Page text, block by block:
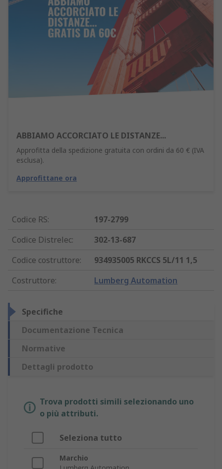
ABBIAMO ACCORCIATO LE DISTANZE...
Approfitta della spedizione gratuita con ordini da 60 € (IVA
esclusa).
Approfittane ora
Codice RS:
197-2799
Codice Distrelec:
302-13-687
Codice costruttore:
934935005 RKCCS 5L/11 1,5
Costruttore: Lumberg Automation
Specifiche
Documentazione Tecnica
Normative
Dettagli prodotto
Trova prodotti simili selezionando uno
o più attributi.
Seleziona tutto
Marchio